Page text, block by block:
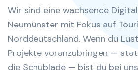
Wir sind eine wachsende
Neumünster mit Fokus auf
Norddeutschland. Wenn du
Projekte voranzubringen —
die Schublade — bist du bei